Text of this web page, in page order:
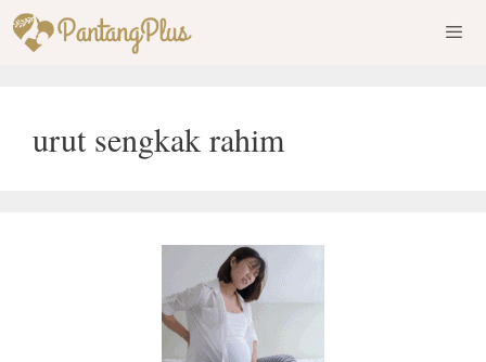
Skip
to
urut sengkak rahim